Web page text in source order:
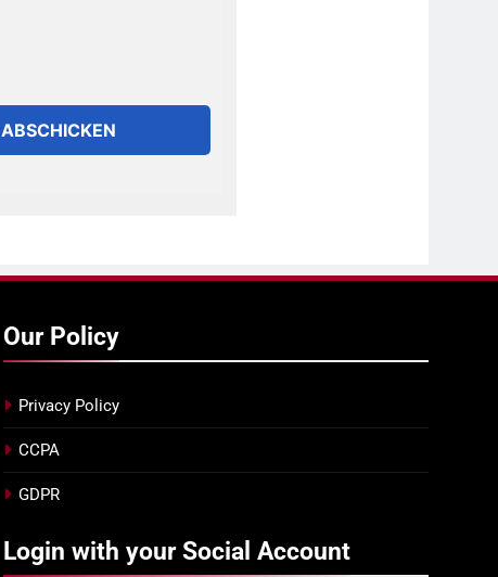
ABSCHICKEN
Our Policy
Privacy Policy
CCPA
GDPR
Login with your Social Account